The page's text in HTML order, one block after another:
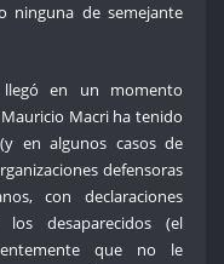
ninguna de semejante
en un momento
Macri ha tenido
en algunos casos de
defensoras
con declaraciones
desaparecidos (el
que no le